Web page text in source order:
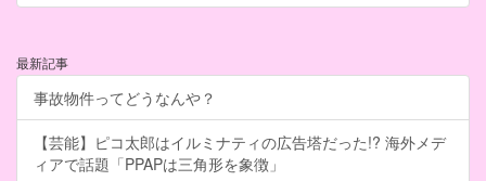
最新記事
事故物件ってどうなんや？
【芸能】ピコ太郎はイルミナティの広告塔だった!? 海外メデ
ィアで話題「PPAPは三角形を象徴」